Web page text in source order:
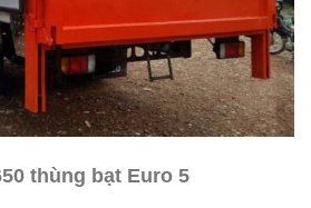
thùng bạt Euro 5